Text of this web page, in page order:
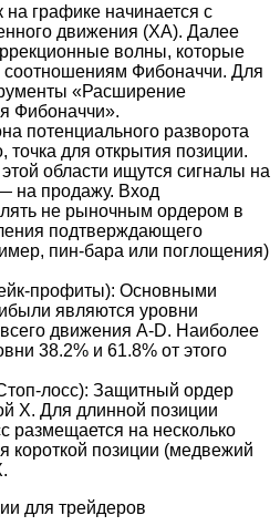
графике начинается с
движения (XA). Далее
волны, которые
соотношениям Фибоначчи. Для
«Расширение
Фибоначчи».
потенциального разворота
точка для открытия позиции.
области ищутся сигналы на
на продажу. Вход
не рыночным ордером в
подтверждающего
пин-бара или поглощения)
профиты): Основными
являются уровни
движения A-D. Наиболее
38.2% и 61.8% от этого
лосс): Защитный ордер
X. Для длинной позиции
размещается на несколько
короткой позиции (медвежий
для трейдеров